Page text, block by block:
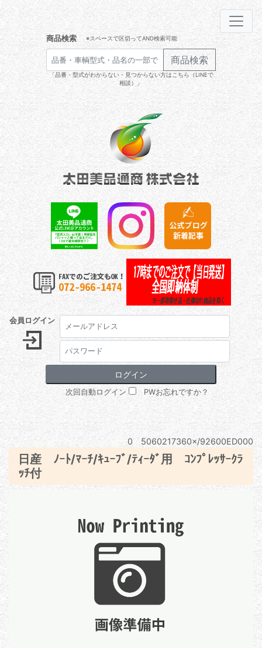
商品検索 ※スペースで区切ってAND検索可能
商品検索
「品番・型式がわからない・見つからない方はこちら（LINEで
相談）」
会員ログイン
次回自動ログイン PWお忘れですか？
0 5060217360×/92600ED000
日産 ﾉｰﾄ/ﾏｰﾁ/ｷｭｰﾌﾞ/ﾃｨｰﾀﾞ用 ｺﾝﾌﾟﾚｯｻｰｸﾗ
ｯﾁ付